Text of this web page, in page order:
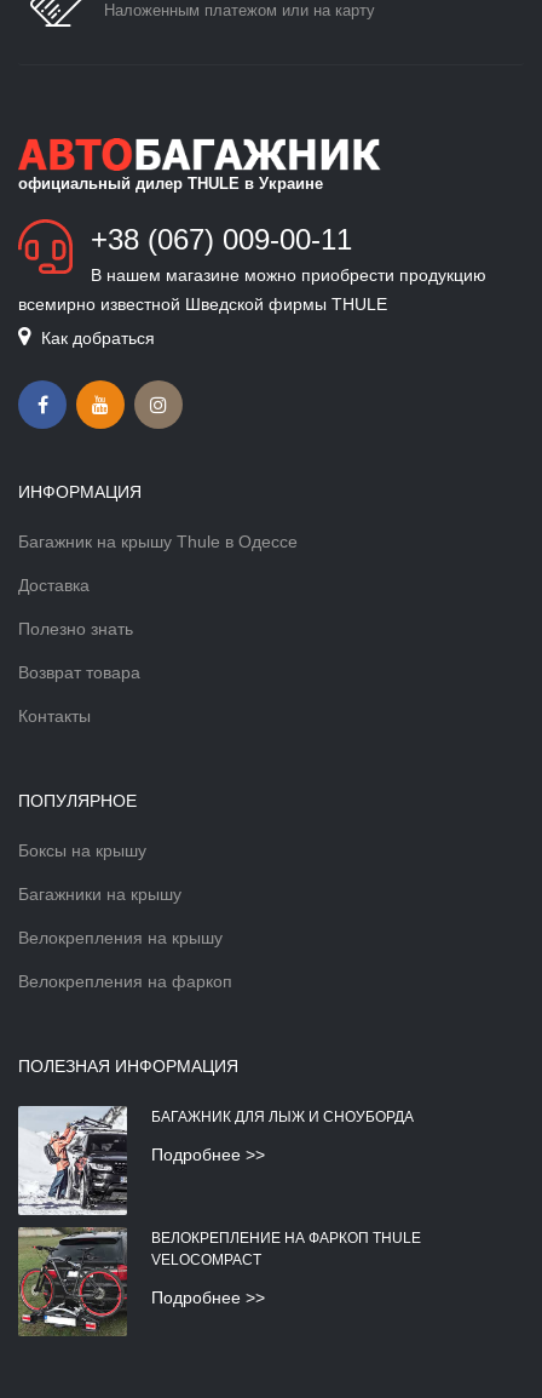
Наложенным платежом или на карту
официальный дилер THULE в Украине
+38 (067) 009-00-11
В нашем магазине можно приобрести продукцию
всемирно известной Шведской фирмы THULE
Как добраться
ИНФОРМАЦИЯ
Багажник на крышу Thule в Одессе
Доставка
Полезно знать
Возврат товара
Контакты
ПОПУЛЯРНОЕ
Боксы на крышу
Багажники на крышу
Велокрепления на крышу
Велокрепления на фаркоп
ПОЛЕЗНАЯ ИНФОРМАЦИЯ
БАГАЖНИК ДЛЯ ЛЫЖ И СНОУБОРДА
Подробнее >>
ВЕЛОКРЕПЛЕНИЕ НА ФАРКОП THULE
VELOCOMPACT
Подробнее >>